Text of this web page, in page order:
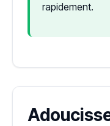
rapidement.